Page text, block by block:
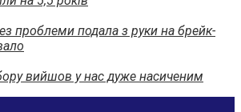
проблеми подала з руки на брейк-
вийшов у нас дуже насиченим